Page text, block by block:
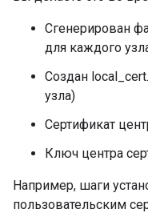
Сгенерирован
для каждого
Создан
узла)
Сертификат
Ключ центра
Например, шаги
пользовательским